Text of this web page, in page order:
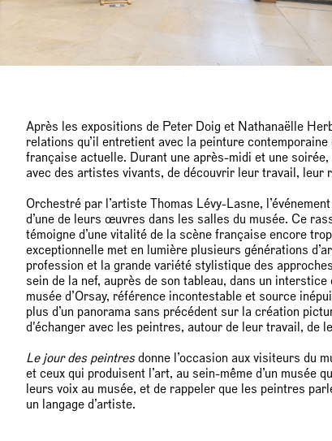
Après les expositions de Peter Doig et Nathanaëlle
relations qu’il entretient avec la peinture
française actuelle. Durant une après-midi et une
avec des artistes vivants, de découvrir leur travail, leur
Orchestré par l’artiste Thomas Lévy-Lasne,
d’une de leurs œuvres dans les salles du musée. Ce
témoigne d’une vitalité de la scène française encore
exceptionnelle met en lumière plusieurs générations
profession et la grande variété stylistique des
sein de la nef, auprès de son tableau, dans un
musée d’Orsay, référence incontestable et source
plus d’un panorama sans précédent sur la création
d'échanger avec les peintres, autour de leur travail, de
Le jour des peintresdonne l’occasion aux visiteurs du
et ceux qui produisent l’art, au sein-même d’un
leurs voix au musée, et de rappeler que les peintres
un langage d’artiste.